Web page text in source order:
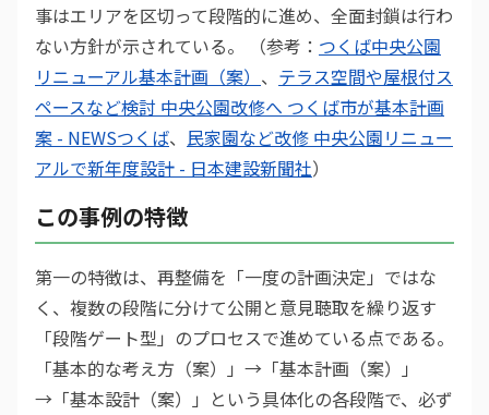
事はエリアを区切って段階的に進め、全面封鎖は行わ
ない方針が示されている。 （参考： つくば中央公園
リニューアル基本計画（案） 、 テラス空間や屋根付ス
ペースなど検討 中央公園改修へ つくば市が基本計画
案 - NEWSつくば、 民家園など改修 中央公園リニュー
アルで新年度設計 - 日本建設新聞社）
この事例の特徴
第一の特徴は、再整備を「一度の計画決定」ではな
く、複数の段階に分けて公開と意見聴取を繰り返す
「段階ゲート型」のプロセスで進めている点である。
「基本的な考え方（案）」→「基本計画（案）」
→「基本設計（案）」という具体化の各段階で、必ず